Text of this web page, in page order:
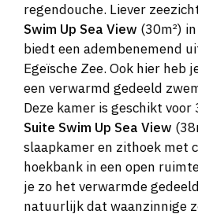
regendouche. Liever
Swim Up Sea View (30m²)
biedt een adembenemend
Egeïsche Zee. Ook hier heb
een verwarmd gedeeld
Deze kamer is geschikt voor
Suite Swim Up Sea View
slaapkamer en zithoek met
hoekbank in een open
je zo het verwarmde
natuurlijk dat waanzinnige